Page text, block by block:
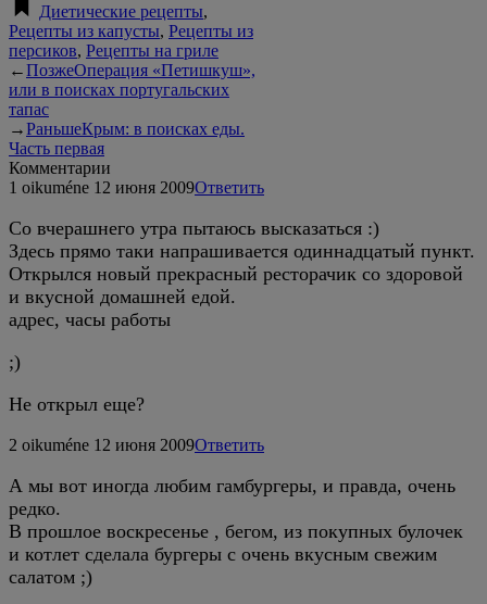
Диетические рецепты,
Рецепты из капусты, Рецепты из
персиков, Рецепты на гриле
←ПозжеОперация «Петишкуш»,
или в поисках португальских
тапас
→РаньшеКрым: в поисках еды.
Часть первая
Комментарии
1 oikuméne 12 июня 2009Ответить
Со вчерашнего утра пытаюсь высказаться :)
Здесь прямо таки напрашивается одиннадцатый пункт.
Открылся новый прекрасный ресторачик со здоровой
и вкусной домашней едой.
адрес, часы работы
;)
Не открыл еще?
2 oikuméne 12 июня 2009Ответить
А мы вот иногда любим гамбургеры, и правда, очень
редко.
В прошлое воскресенье , бегом, из покупных булочек
и котлет сделала бургеры с очень вкусным свежим
салатом ;)